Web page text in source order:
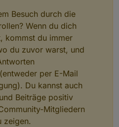
Besuch durch die
Wenn du dich
kommst du immer
du zuvor warst, und
per E-Mail
Du kannst auch
Beiträge positiv
Mitgliedern
zeigen.